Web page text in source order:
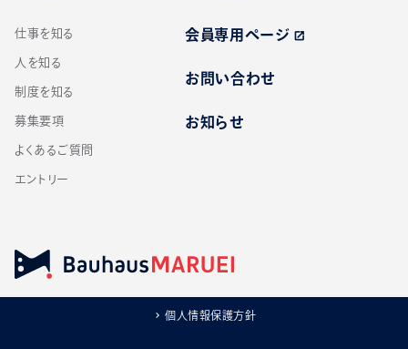
仕事を知る
人を知る
制度を知る
募集要項
よくあるご質問
エントリー
会員専用ページ open_in_new
お問い合わせ
お知らせ
個人情報保護方針